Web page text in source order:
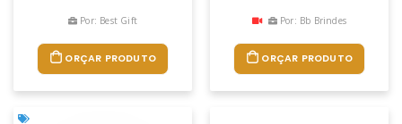
Por: Best Gift
ORÇAR PRODUTO
Por: Bb Brindes
ORÇAR PRODUTO